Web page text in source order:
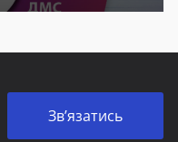
Зв’язатись